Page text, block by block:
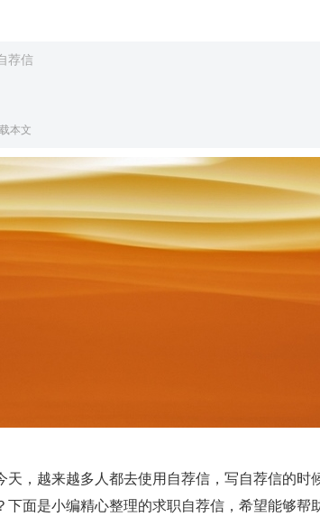
荐信
本文
天，越来越多人都去使用自荐信，写自荐信的时
面是小编精心整理的求职自荐信，希望能够帮